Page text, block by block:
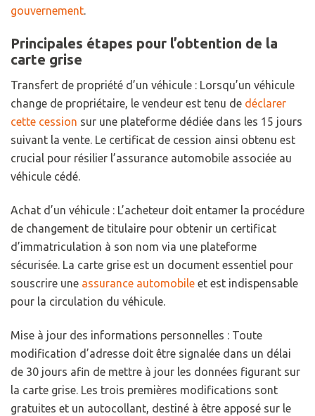
gouvernement.
Principales étapes pour l’obtention de la
carte grise
Transfert de propriété d’un véhicule : Lorsqu’un véhicule
change de propriétaire, le vendeur est tenu de déclarer
cette cession sur une plateforme dédiée dans les 15 jours
suivant la vente. Le certificat de cession ainsi obtenu est
crucial pour résilier l’assurance automobile associée au
véhicule cédé.
Achat d’un véhicule : L’acheteur doit entamer la procédure
de changement de titulaire pour obtenir un certificat
d’immatriculation à son nom via une plateforme
sécurisée. La carte grise est un document essentiel pour
souscrire une assurance automobile et est indispensable
pour la circulation du véhicule.
Mise à jour des informations personnelles : Toute
modification d’adresse doit être signalée dans un délai
de 30 jours afin de mettre à jour les données figurant sur
la carte grise. Les trois premières modifications sont
gratuites et un autocollant, destiné à être apposé sur le